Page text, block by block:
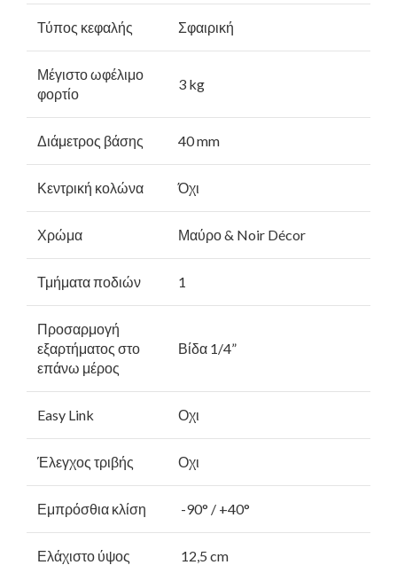
Τύπος κεφαλής Σφαιρική
Μέγιστο ωφέλιμο
φορτίο
3 kg
Διάμετρος βάσης 40 mm
Κεντρική κολώνα Όχι
Χρώμα Μαύρο & Noir Décor
Τμήματα ποδιών 1
Προσαρμογή
εξαρτήματος στο
επάνω μέρος
Βίδα 1/4”
Easy Link Οχι
Έλεγχος τριβής Οχι
Εμπρόσθια κλίση -90° / +40°
Ελάχιστο ύψος 12,5 cm